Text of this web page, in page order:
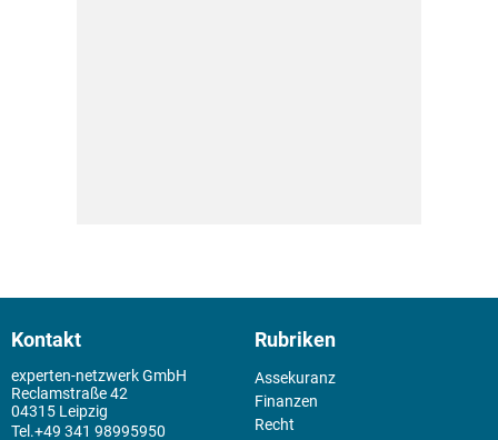
Kontakt
experten-netzwerk GmbH
Reclamstraße 42
04315 Leipzig
+49 341 98995950
Rubriken
Assekuranz
Finanzen
Recht